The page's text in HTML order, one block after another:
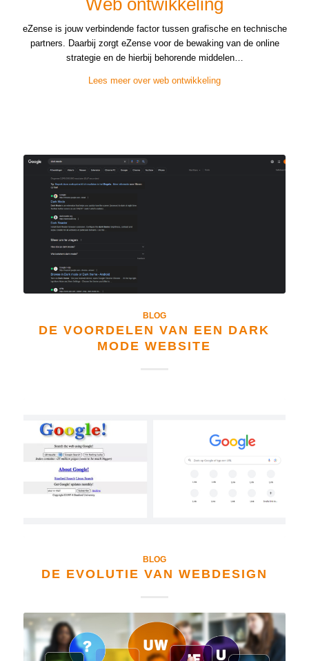
Web ontwikkeling
eZense is jouw verbindende factor tussen grafische en technische
partners. Daarbij zorgt eZense voor de bewaking van de online
strategie en de hierbij behorende middelen…
Lees meer over web ontwikkeling
BLOG
DE VOORDELEN VAN EEN DARK
MODE WEBSITE
BLOG
DE EVOLUTIE VAN WEBDESIGN